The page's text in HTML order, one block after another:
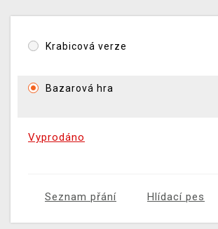
Krabicová verze
Bazarová hra
Vyprodáno
Seznam přání Hlídací pes